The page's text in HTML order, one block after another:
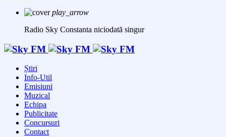
play_arrow
Radio Sky Constanta niciodată singur
Știri
Info-Util
Emisiuni
Muzical
Echipa
Publicitate
Concursuri
Contact